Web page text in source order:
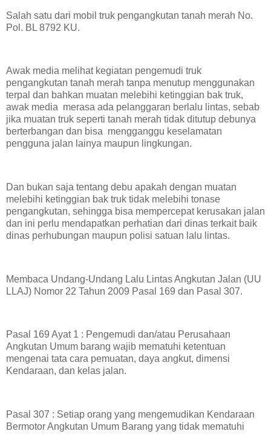
Salah satu dari mobil truk pengangkutan tanah merah No.
Pol. BL 8792 KU.
Awak media melihat kegiatan pengemudi truk
pengangkutan tanah merah tanpa menutup menggunakan
terpal dan bahkan muatan melebihi ketinggian bak truk,
awak media merasa ada pelanggaran berlalu lintas, sebab
jika muatan truk seperti tanah merah tidak ditutup debunya
berterbangan dan bisa mengganggu keselamatan
pengguna jalan lainya maupun lingkungan.
Dan bukan saja tentang debu apakah dengan muatan
melebihi ketinggian bak truk tidak melebihi tonase
pengangkutan, sehingga bisa mempercepat kerusakan jalan
dan ini perlu mendapatkan perhatian dari dinas terkait baik
dinas perhubungan maupun polisi satuan lalu lintas.
Membaca Undang-Undang Lalu Lintas Angkutan Jalan (UU
LLAJ) Nomor 22 Tahun 2009 Pasal 169 dan Pasal 307.
Pasal 169 Ayat 1 : Pengemudi dan/atau Perusahaan
Angkutan Umum barang wajib mematuhi ketentuan
mengenai tata cara pemuatan, daya angkut, dimensi
Kendaraan, dan kelas jalan.
Pasal 307 : Setiap orang yang mengemudikan Kendaraan
Bermotor Angkutan Umum Barang yang tidak mematuhi